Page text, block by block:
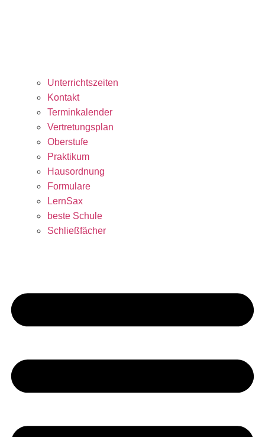
Unterrichtszeiten
Kontakt
Terminkalender
Vertretungsplan
Oberstufe
Praktikum
Hausordnung
Formulare
LernSax
beste Schule
Schließfächer